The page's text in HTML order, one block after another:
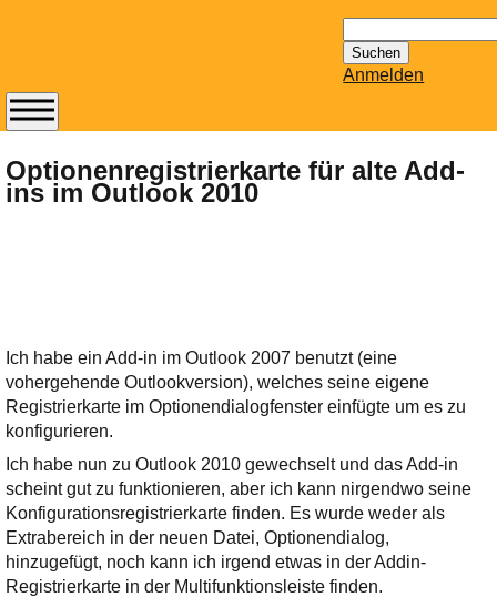
nach:
Anmelden
Optionenregistrierkarte für alte Add-
ins im Outlook 2010
Ich habe ein Add-in im Outlook 2007 benutzt (eine
vohergehende Outlookversion), welches seine eigene
Registrierkarte im Optionendialogfenster einfügte um es zu
konfigurieren.
Ich habe nun zu Outlook 2010 gewechselt und das Add-in
scheint gut zu funktionieren, aber ich kann nirgendwo seine
Konfigurationsregistrierkarte finden. Es wurde weder als
Extrabereich in der neuen Datei, Optionendialog,
hinzugefügt, noch kann ich irgend etwas in der Addin-
Registrierkarte in der Multifunktionsleiste finden.
Abonnieren Sie den
14-tägig
erscheinenden
bereithält!
Wie z.B. Outlook,
GMail, Thunderbird
oder auch
KuNoMail, usw.
Ihre E-Mail
Adresse:
E-Mail